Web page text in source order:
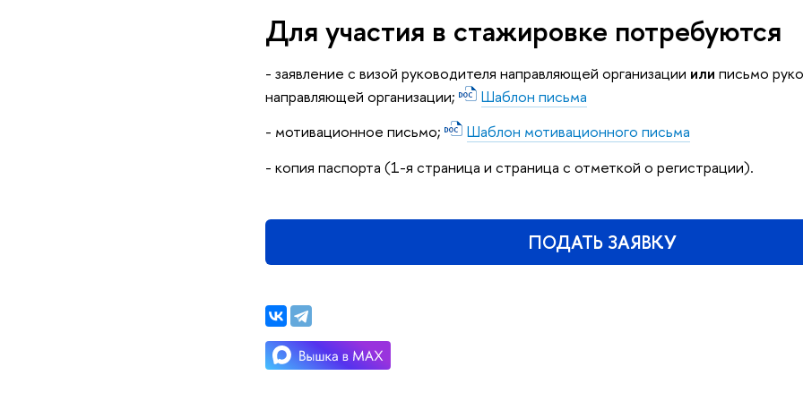
Для участия в стажировке потребуются
- заявление с визой руководителя направляющей организации или письмо
направляющей организации;
Шаблон письма
- мотивационное письмо;
Шаблон мотивационного письма
- копия паспорта (1-я страница и страница с отметкой о регистрации).
ПОДАТЬ ЗАЯВКУ